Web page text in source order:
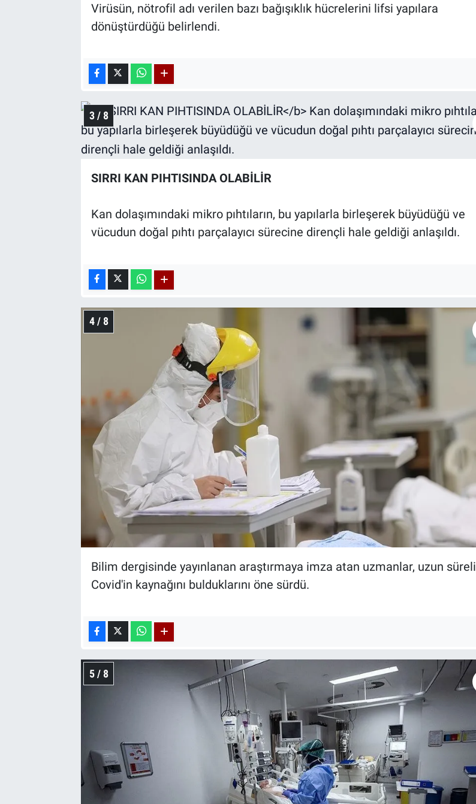
Virüsün, nötrofil adı verilen bazı bağışıklık hücrelerini lifsi yapılara
dönüştürdüğü belirlendi.
3 / 8
SIRRI KAN PIHTISINDA OLABİLİR
Kan dolaşımındaki mikro pıhtıların, bu yapılarla birleşerek büyüdüğü ve
vücudun doğal pıhtı parçalayıcı sürecine dirençli hale geldiği anlaşıldı.
4 / 8
Bilim dergisinde yayınlanan araştırmaya imza atan uzmanlar, uzun süreli
Covid'in kaynağını bulduklarını öne sürdü.
5 / 8